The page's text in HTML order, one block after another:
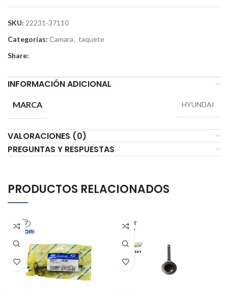
SKU: 22231-37110
Categorías: Camara, taquete
Share:
INFORMACIÓN ADICIONAL
MARCA HYUNDAI
VALORACIONES (0)
PREGUNTAS Y RESPUESTAS
PRODUCTOS RELACIONADOS
AGOT
ADO